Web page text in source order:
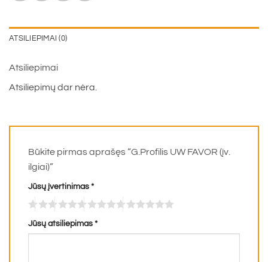
ATSILIEPIMAI (0)
Atsiliepimai
Atsiliepimų dar nėra.
Būkite pirmas aprašęs “G.Profilis UW FAVOR (įv.
ilgiai)”
Jūsų įvertinimas *
Jūsų atsiliepimas *